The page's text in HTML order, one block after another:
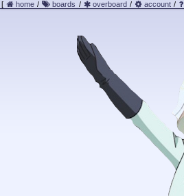
[ home / boards / overboard / account /